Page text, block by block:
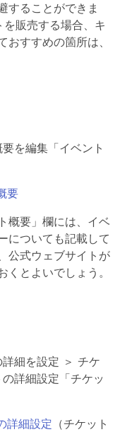
することができま
販売する場合、キ
すすめの箇所は、
を編集「イベント
要
概要」欄には、イベ
についても記載して
公式ウェブサイトが
とよいでしょう。
細を設定 ＞ チケ
詳細設定「チケッ
詳細設定 （チケット